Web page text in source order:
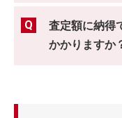
査定額に納得
かかりますか